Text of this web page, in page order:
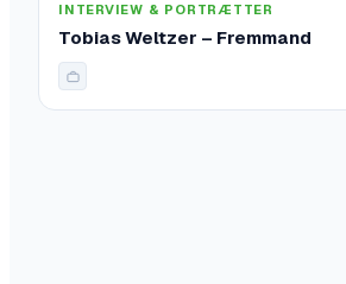
INTERVIEW & PORTRÆTTER
Tobias Weltzer – Fremmand